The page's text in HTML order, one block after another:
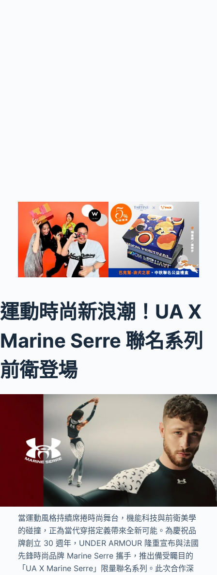
運動時尚新浪潮！UA X
Marine Serre 聯名系列
前衛登場
當運動風格持續席捲時尚舞台，機能科技與前衛美學
的碰撞，正為當代穿搭定義帶來全新可能。為慶祝品
牌創立 30 週年，UNDER ARMOUR 隆重宣布與法國
先鋒時尚品牌 Marine Serre 攜手，推出備受矚目的
「UA X Marine Serre」限量聯名系列。此次合作深